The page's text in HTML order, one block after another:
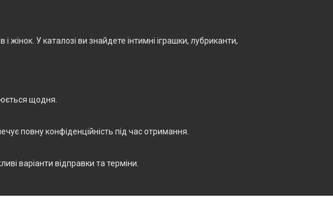
У каталозі ви знайдете інтимні іграшки, лубриканти,
щодня.
повну конфіденційність під час отримання.
варіанти відправки та терміни.